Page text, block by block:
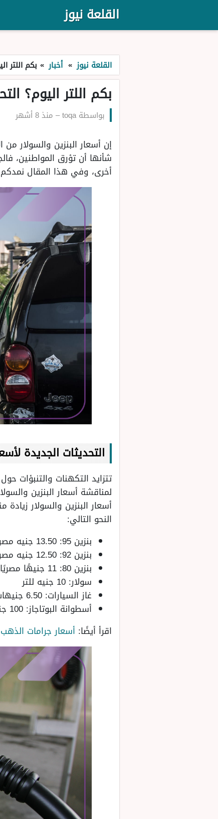
القلعة نيوز
القلعة نيوز » أخبار » بكم اللتر
بكم اللتر اليوم؟
بواسطةtoqa
– منذ 8 أشهر
إن أسعار البنزين والسولار
شأنها أن تؤرق المواطنين،
أخرى، وفي هذا المقال نمدكم
التحديثات الجديدة لأسعار
تتزايد التكهنات والتنبؤات
لمناقشة أسعار البنزين
النحو التالي:
بنزين 95: 13.50 جنيه مصري للتر
بنزين 92: 12.50 جنيه مصري للتر
بنزين 80: 11 جنيهًا مصريًا للتر
سولار: 10 جنيه للتر
غاز السيارات: 6.50 جنيهات مصرية.
أسطوانة البوتاجاز: 100 جنيه مصري.
اقرأ أيضًا: أسعار جرامات الذهب